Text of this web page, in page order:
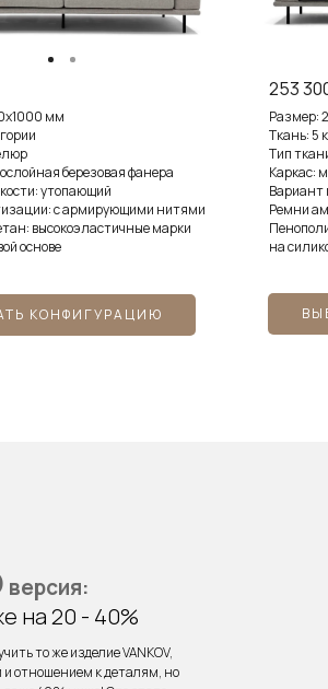
КОНФИГУРАЦИЮ
мм
березовая фанера
утопающий
с армирующими нитями
высокоэластичные марки
основе
Размер:
Ткань: 5
Тип
Каркас:
Вариант
Ремни
на
253
на 20 - 40%
версия:
то же изделие VANKOV,
и отношением к деталям, но